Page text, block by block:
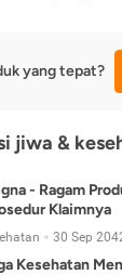
yang tepat?
jiwa &
- Ragam
Klaimnya
30 Sep
Kesehatan